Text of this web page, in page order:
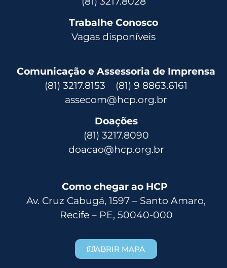
Trabalhe Conosco
Vagas disponíveis
Comunicação e Assessoria de Imprensa
(81) 3217.8153 (81) 9 8863.6161
assecom@hcp.org.br
Doações
(81) 3217.8090
doacao@hcp.org.br
Como chegar ao HCP
Av. Cruz Cabugá, 1597 – Santo Amaro,
Recife – PE, 50040-000
ABRIR MAPA